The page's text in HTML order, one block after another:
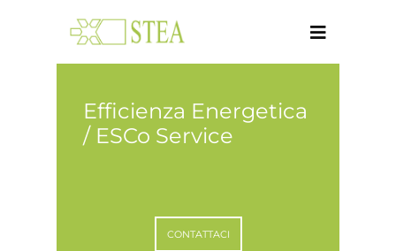
Efficienza Energetica
/ ESCo Service
CONTATTACI